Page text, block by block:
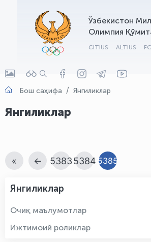
Ўзбекистон
Олимпия
CITIUS ALTIUS
Бош саҳифа Янгиликлар
Янгиликлар
« ← 53835384 5385
Янгиликлар
Очиқ маълумотлар
Ижтимоий роликлар
OLYMPCHIK AI - yordamchi
Онлайн · olympic.uz